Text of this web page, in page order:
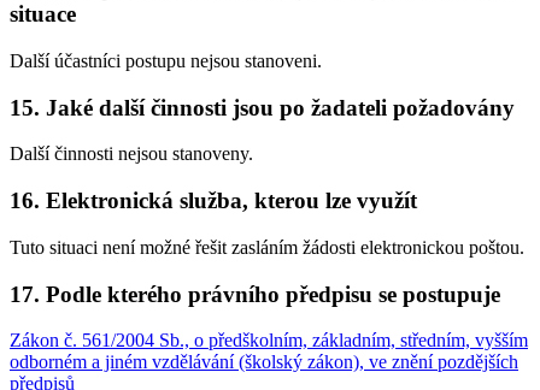
situace
Další účastníci postupu nejsou stanoveni.
15. Jaké další činnosti jsou po žadateli požadovány
Další činnosti nejsou stanoveny.
16. Elektronická služba, kterou lze využít
Tuto situaci není možné řešit zasláním žádosti elektronickou poštou.
17. Podle kterého právního předpisu se postupuje
Zákon č. 561/2004 Sb., o předškolním, základním, středním, vyšším
odborném a jiném vzdělávání (školský zákon), ve znění pozdějších
předpisů